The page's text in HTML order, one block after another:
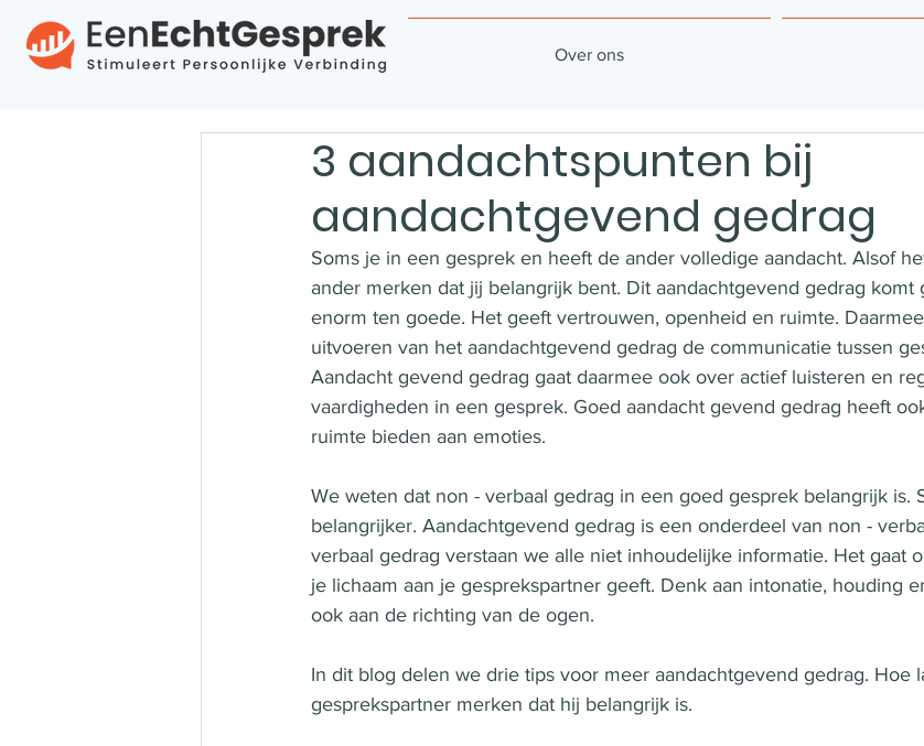
Over ons
3 aandachtspunten bij
aandachtgevend gedrag
Soms je in een gesprek en heeft de ander volledige aandacht. Alsof
ander merken dat jij belangrijk bent. Dit aandachtgevend gedrag komt
enorm ten goede. Het geeft vertrouwen, openheid en ruimte.
uitvoeren van het aandachtgevend gedrag de communicatie tussen
Aandacht gevend gedrag gaat daarmee ook over actief luisteren en
vaardigheden in een gesprek. Goed aandacht gevend gedrag heeft
ruimte bieden aan emoties.
We weten dat non - verbaal gedrag in een goed gesprek belangrijk is.
belangrijker. Aandachtgevend gedrag is een onderdeel van non -
verbaal gedrag verstaan we alle niet inhoudelijke informatie. Het gaat
je lichaam aan je gesprekspartner geeft. Denk aan intonatie, houding
ook aan de richting van de ogen.
In dit blog delen we drie tips voor meer aandachtgevend gedrag. Hoe
gesprekspartner merken dat hij belangrijk is.